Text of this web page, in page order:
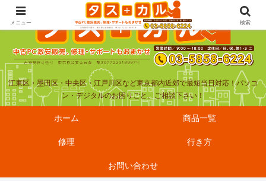
江東区・墨田区・中央区・江戸川区など東京都内近郊で最短当日対応！パソコ
ン・デジタルのお困りごと、ご相談下さい！
ホーム 商品一覧
修理 行き方
お問い合わせ
メニュー 検索